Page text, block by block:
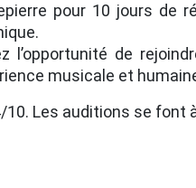
pour 10 jours de
de
musicale et
Les auditions se font à